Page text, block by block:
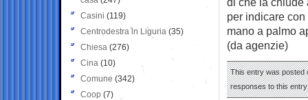
per indicare
mano a palmo
(da agenzie)
This entry was posted
responses to this
Casini (119)
Centrodestra in Liguria (35)
Chiesa (276)
Cina (10)
Comune (342)
Coop (7)